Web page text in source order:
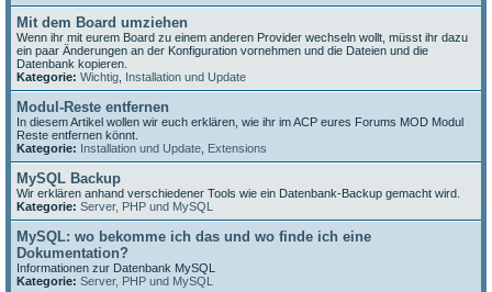
Mit dem Board umziehen
Wenn ihr mit eurem Board zu einem anderen Provider wechseln wollt, müsst ihr dazu
ein paar Änderungen an der Konfiguration vornehmen und die Dateien und die
Datenbank kopieren.
Kategorie: Wichtig Installation und Update
Modul-Reste entfernen
In diesem Artikel wollen wir euch erklären, wie ihr im ACP eures Forums MOD Modul
Reste entfernen könnt.
Kategorie: Installation und Update Extensions
MySQL Backup
Wir erklären anhand verschiedener Tools wie ein Datenbank-Backup gemacht wird.
Kategorie: Server, PHP und MySQL
MySQL: wo bekomme ich das und wo finde ich eine
Dokumentation?
Informationen zur Datenbank MySQL
Kategorie: Server, PHP und MySQL